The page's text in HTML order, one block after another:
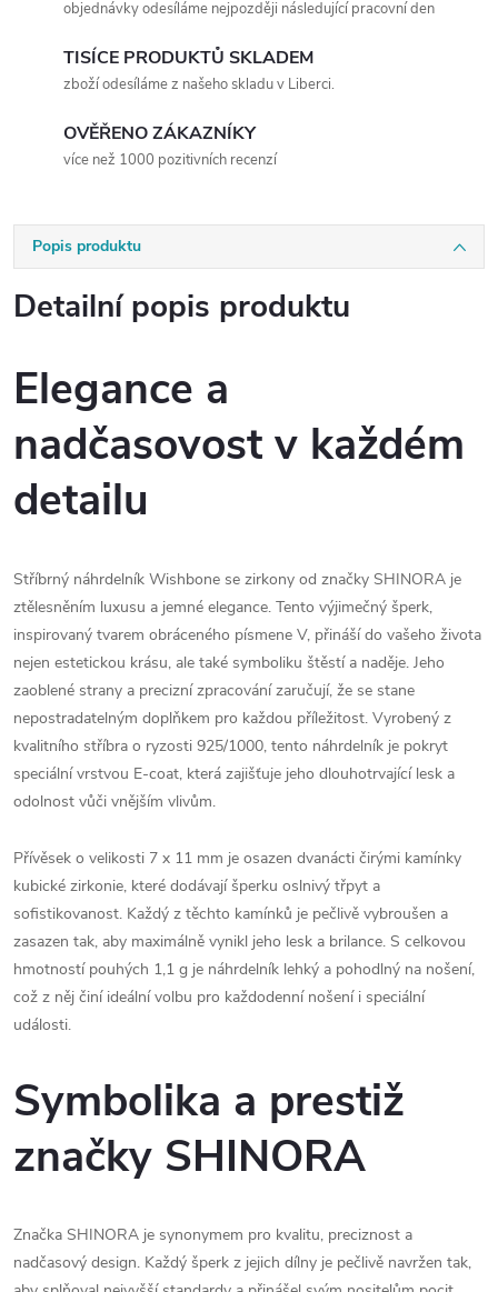
objednávky odesíláme nejpozději následující pracovní den
TISÍCE PRODUKTŮ SKLADEM
zboží odesíláme z našeho skladu v Liberci.
OVĚŘENO ZÁKAZNÍKY
více než 1000 pozitivních recenzí
Popis produktu
Detailní popis produktu
Elegance a
nadčasovost v každém
detailu
Stříbrný náhrdelník Wishbone se zirkony od značky SHINORA je
ztělesněním luxusu a jemné elegance. Tento výjimečný šperk,
inspirovaný tvarem obráceného písmene V, přináší do vašeho života
nejen estetickou krásu, ale také symboliku štěstí a naděje. Jeho
zaoblené strany a precizní zpracování zaručují, že se stane
nepostradatelným doplňkem pro každou příležitost. Vyrobený z
kvalitního stříbra o ryzosti 925/1000, tento náhrdelník je pokryt
speciální vrstvou E-coat, která zajišťuje jeho dlouhotrvající lesk a
odolnost vůči vnějším vlivům.
Přívěsek o velikosti 7 x 11 mm je osazen dvanácti čirými kamínky
kubické zirkonie, které dodávají šperku oslnivý třpyt a
sofistikovanost. Každý z těchto kamínků je pečlivě vybroušen a
zasazen tak, aby maximálně vynikl jeho lesk a brilance. S celkovou
hmotností pouhých 1,1 g je náhrdelník lehký a pohodlný na nošení,
což z něj činí ideální volbu pro každodenní nošení i speciální
události.
Symbolika a prestiž
značky SHINORA
Značka SHINORA je synonymem pro kvalitu, preciznost a
nadčasový design. Každý šperk z jejich dílny je pečlivě navržen tak,